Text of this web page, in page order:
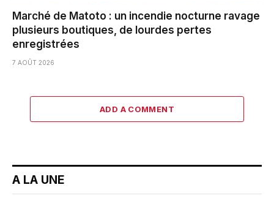
Marché de Matoto : un incendie nocturne ravage
plusieurs boutiques, de lourdes pertes
enregistrées
7 AOÛT 2026
ADD A COMMENT
A LA UNE